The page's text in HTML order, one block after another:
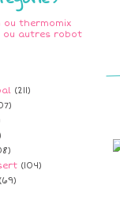
ou thermomix
ou autres robot
(211)
(104)
(69)